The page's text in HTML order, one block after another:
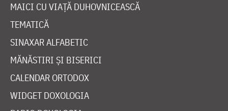
MAICI CU VIAȚĂ DUHOVNICEASCĂ
TEMATICĂ
SINAXAR ALFABETIC
MĂNĂSTIRI ȘI BISERICI
CALENDAR ORTODOX
WIDGET DOXOLOGIA